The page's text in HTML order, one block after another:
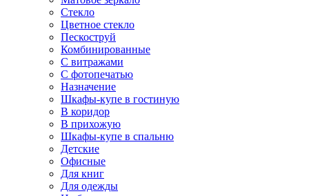
Стекло
Цветное стекло
Пескоструй
Комбинированные
С витражами
С фотопечатью
Назначение
Шкафы-купе в гостиную
В коридор
В прихожую
Шкафы-купе в спальню
Детские
Офисные
Для книг
Для одежды